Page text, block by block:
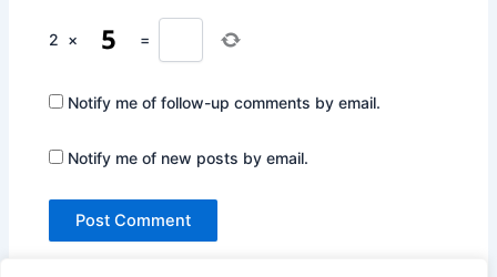
2 × =
Notify me of follow-up comments by email.
Notify me of new posts by email.